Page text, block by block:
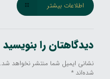
اطلاعات بیشتر
دیدگاهتان را بنویسید
نشانی ایمیل شما منتشر نخواهد شد.
شده‌اند *